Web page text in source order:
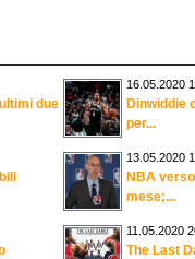
due
16.05.2020
Dinwiddie
per...
13.05.2020
NBA
mese;...
11.05.2020
The Last